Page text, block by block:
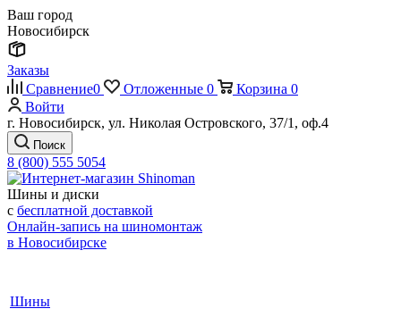
Ваш город
Новосибирск
Заказы
Сравнение0 Отложенные 0 Корзина 0
Войти
г. Новосибирск, ул. Николая Островского, 37/1, оф.4
Поиск
8 (800) 555 5054
Шины и диски
с бесплатной доставкой
Онлайн-запись на шиномонтаж
в Новосибирске
Шины